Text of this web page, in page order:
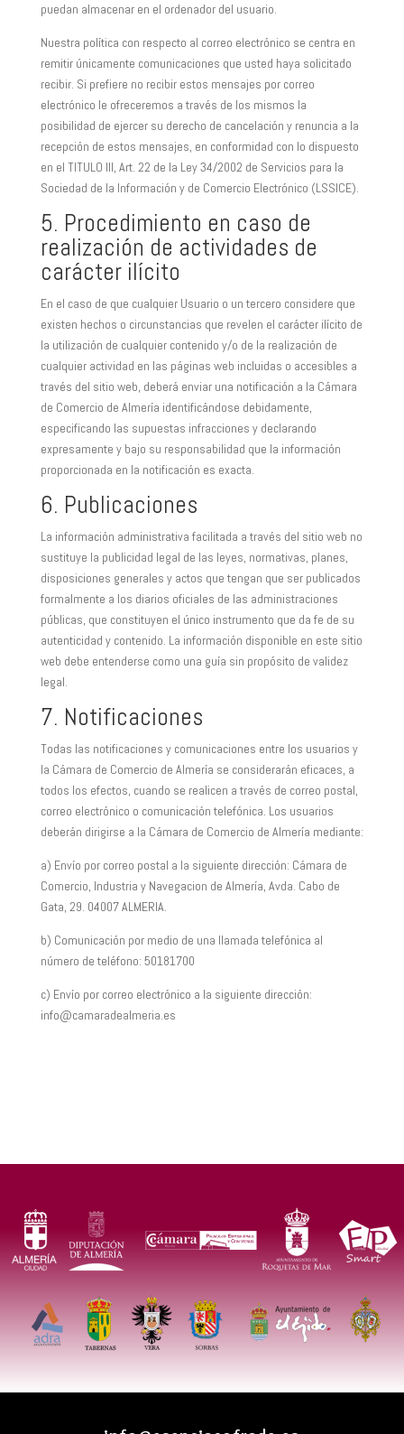
puedan almacenar en el ordenador del usuario.
Nuestra política con respecto al correo electrónico se centra en
remitir únicamente comunicaciones que usted haya solicitado
recibir. Si prefiere no recibir estos mensajes por correo
electrónico le ofreceremos a través de los mismos la
posibilidad de ejercer su derecho de cancelación y renuncia a la
recepción de estos mensajes, en conformidad con lo dispuesto
en el TITULO III, Art. 22 de la Ley 34/2002 de Servicios para la
Sociedad de la Información y de Comercio Electrónico (LSSICE).
5. Procedimiento en caso de
realización de actividades de
carácter ilícito
En el caso de que cualquier Usuario o un tercero considere que
existen hechos o circunstancias que revelen el carácter ilícito de
la utilización de cualquier contenido y/o de la realización de
cualquier actividad en las páginas web incluidas o accesibles a
través del sitio web, deberá enviar una notificación a la Cámara
de Comercio de Almería identificándose debidamente,
especificando las supuestas infracciones y declarando
expresamente y bajo su responsabilidad que la información
proporcionada en la notificación es exacta.
6. Publicaciones
La información administrativa facilitada a través del sitio web no
sustituye la publicidad legal de las leyes, normativas, planes,
disposiciones generales y actos que tengan que ser publicados
formalmente a los diarios oficiales de las administraciones
públicas, que constituyen el único instrumento que da fe de su
autenticidad y contenido. La información disponible en este sitio
web debe entenderse como una guía sin propósito de validez
legal.
7. Notificaciones
Todas las notificaciones y comunicaciones entre los usuarios y
la Cámara de Comercio de Almería se considerarán eficaces, a
todos los efectos, cuando se realicen a través de correo postal,
correo electrónico o comunicación telefónica. Los usuarios
deberán dirigirse a la Cámara de Comercio de Almería mediante:
a) Envío por correo postal a la siguiente dirección: Cámara de
Comercio, Industria y Navegacion de Almería, Avda. Cabo de
Gata, 29. 04007 ALMERIA.
b) Comunicación por medio de una llamada telefónica al
número de teléfono: 50181700
c) Envío por correo electrónico a la siguiente dirección:
info@camaradealmeria.es